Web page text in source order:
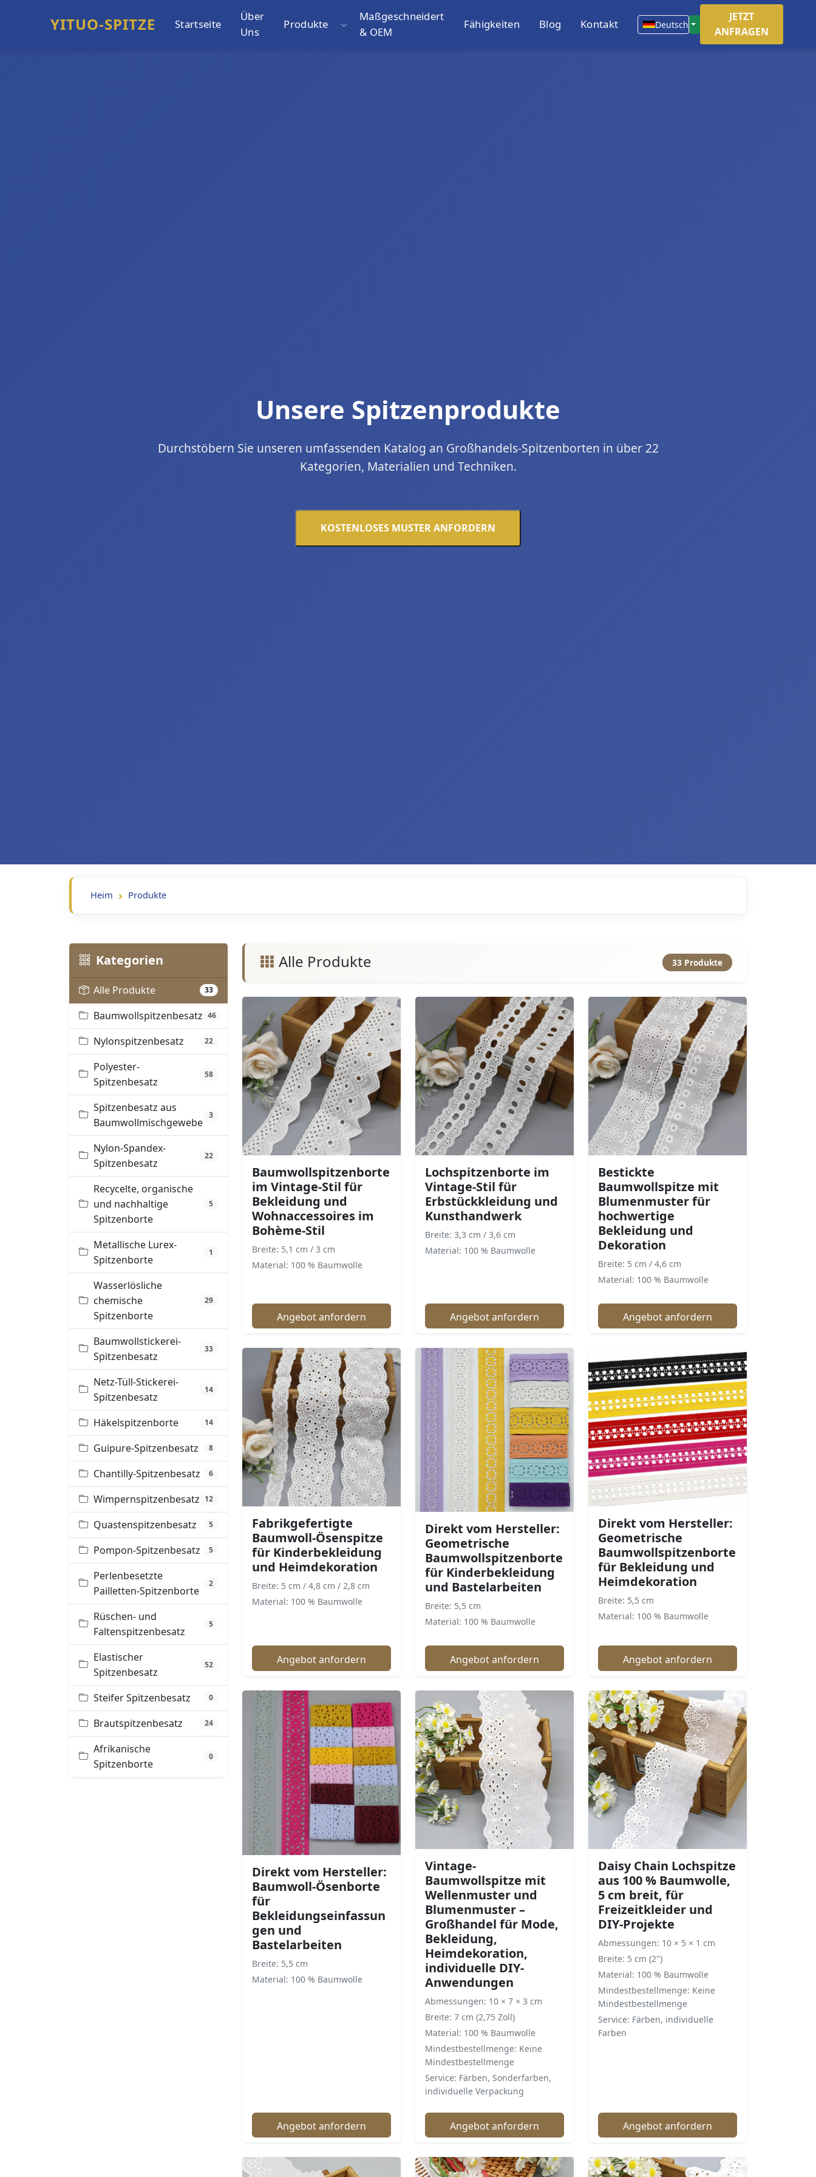
YITUO-SPITZE Startseite
Über
Uns
Produkte
Maßgeschneidert
& OEM
Fähigkeiten Blog Kontakt Deutsch
JETZT
ANFRAGEN
Unsere Spitzenprodukte
Durchstöbern Sie unseren umfassenden Katalog an Großhandels-Spitzenborten in über 22
Kategorien, Materialien und Techniken.
KOSTENLOSES MUSTER ANFORDERN
Heim Produkte
Kategorien
Alle Produkte 33
Baumwollspitzenbesatz 46
Nylonspitzenbesatz 22
Polyester-
Spitzenbesatz
58
Spitzenbesatz aus
Baumwollmischgewebe
3
Nylon-Spandex-
Spitzenbesatz
22
Recycelte, organische
und nachhaltige
Spitzenborte
5
Metallische Lurex-
Spitzenborte
1
Wasserlösliche
chemische
Spitzenborte
29
Baumwollstickerei-
Spitzenbesatz
33
Netz-Tüll-Stickerei-
Spitzenbesatz
14
Häkelspitzenborte 14
Guipure-Spitzenbesatz 8
Chantilly-Spitzenbesatz 6
Wimpernspitzenbesatz 12
Quastenspitzenbesatz 5
Pompon-Spitzenbesatz 5
Perlenbesetzte
Pailletten-Spitzenborte
2
Rüschen- und
Faltenspitzenbesatz
5
Elastischer
Spitzenbesatz
52
Steifer Spitzenbesatz 0
Brautspitzenbesatz 24
Afrikanische
Spitzenborte
0
Alle Produkte 33 Produkte
Baumwollspitzenborte
im Vintage-Stil für
Bekleidung und
Wohnaccessoires im
Bohème-Stil
Breite: 5,1 cm / 3 cm
Material: 100 % Baumwolle
Angebot anfordern
Lochspitzenborte im
Vintage-Stil für
Erbstückkleidung und
Kunsthandwerk
Breite: 3,3 cm / 3,6 cm
Material: 100 % Baumwolle
Angebot anfordern
Bestickte
Baumwollspitze mit
Blumenmuster für
hochwertige
Bekleidung und
Dekoration
Breite: 5 cm / 4,6 cm
Material: 100 % Baumwolle
Angebot anfordern
Fabrikgefertigte
Baumwoll-Ösenspitze
für Kinderbekleidung
und Heimdekoration
Breite: 5 cm / 4,8 cm / 2,8 cm
Material: 100 % Baumwolle
Angebot anfordern
Direkt vom Hersteller:
Geometrische
Baumwollspitzenborte
für Kinderbekleidung
und Bastelarbeiten
Breite: 5,5 cm
Material: 100 % Baumwolle
Angebot anfordern
Direkt vom Hersteller:
Geometrische
Baumwollspitzenborte
für Bekleidung und
Heimdekoration
Breite: 5,5 cm
Material: 100 % Baumwolle
Angebot anfordern
Direkt vom Hersteller:
Baumwoll-Ösenborte
für
Bekleidungseinfassun
gen und
Bastelarbeiten
Breite: 5,5 cm
Material: 100 % Baumwolle
Angebot anfordern
Vintage-
Baumwollspitze mit
Wellenmuster und
Blumenmuster –
Großhandel für Mode,
Bekleidung,
Heimdekoration,
individuelle DIY-
Anwendungen
Abmessungen: 10 × 7 × 3 cm
Breite: 7 cm (2,75 Zoll)
Material: 100 % Baumwolle
Mindestbestellmenge: Keine
Mindestbestellmenge
Service: Färben, Sonderfarben,
individuelle Verpackung
Angebot anfordern
Daisy Chain Lochspitze
aus 100 % Baumwolle,
5 cm breit, für
Freizeitkleider und
DIY-Projekte
Abmessungen: 10 × 5 × 1 cm
Breite: 5 cm (2")
Material: 100 % Baumwolle
Mindestbestellmenge: Keine
Mindestbestellmenge
Service: Färben, individuelle
Farben
Angebot anfordern